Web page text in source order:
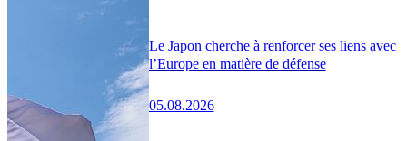
Le Japon cherche à renforcer ses liens avec
l’Europe en matière de défense
05.08.2026